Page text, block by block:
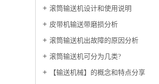
滚筒输送机设计和使用说明
皮带机输送带磨损分析
滚筒输送机出故障的原因分析
滚筒输送机可分为几类?
【输送机械】的概念和特点分享